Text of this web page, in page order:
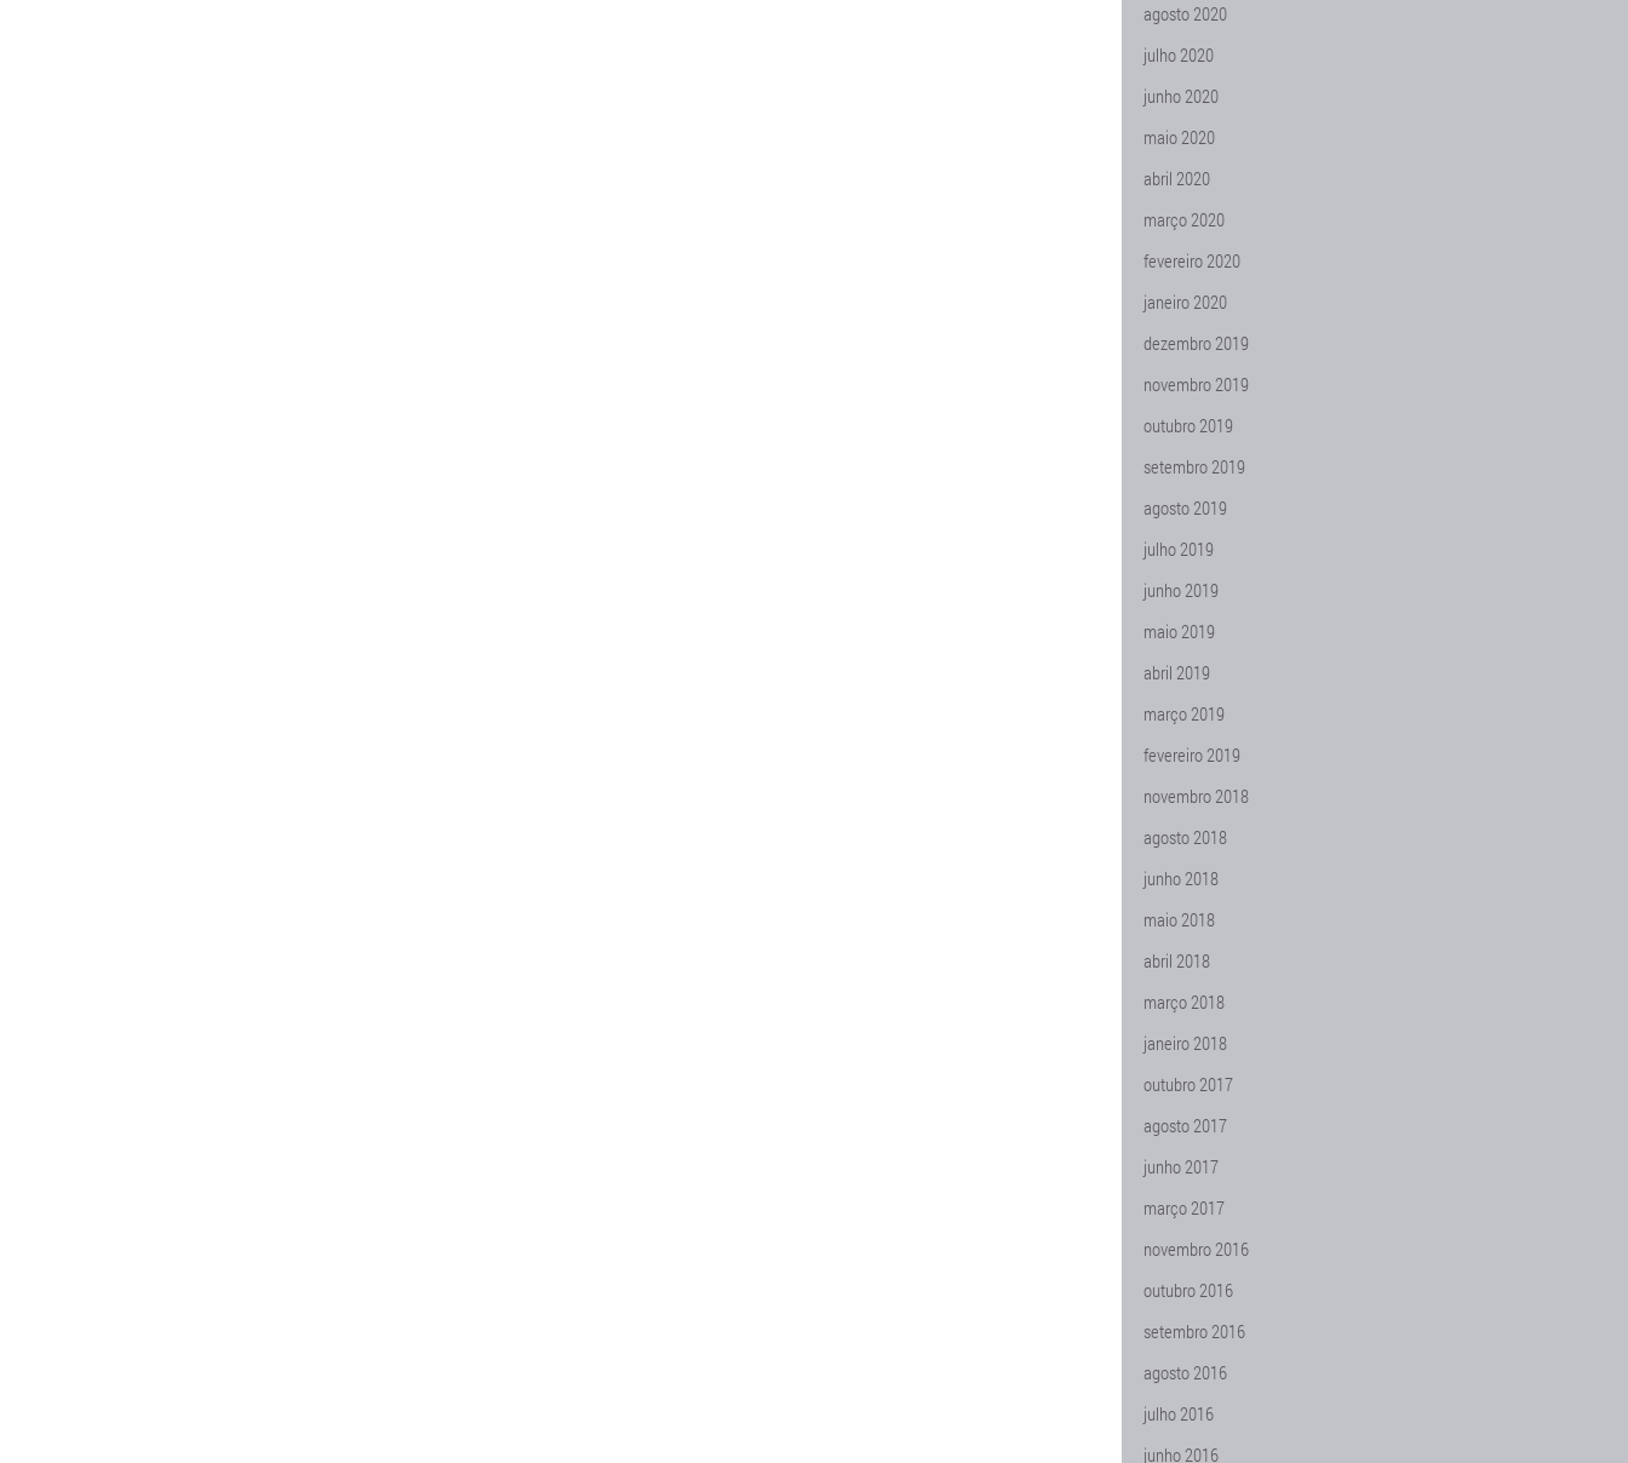
agosto 2020
julho 2020
junho 2020
maio 2020
abril 2020
março 2020
fevereiro 2020
janeiro 2020
dezembro 2019
novembro 2019
outubro 2019
setembro 2019
agosto 2019
julho 2019
junho 2019
maio 2019
abril 2019
março 2019
fevereiro 2019
novembro 2018
agosto 2018
junho 2018
maio 2018
abril 2018
março 2018
janeiro 2018
outubro 2017
agosto 2017
junho 2017
março 2017
novembro 2016
outubro 2016
setembro 2016
agosto 2016
julho 2016
junho 2016